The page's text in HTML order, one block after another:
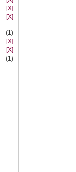
[X]
[X]
(1)
[X]
[X]
(1)